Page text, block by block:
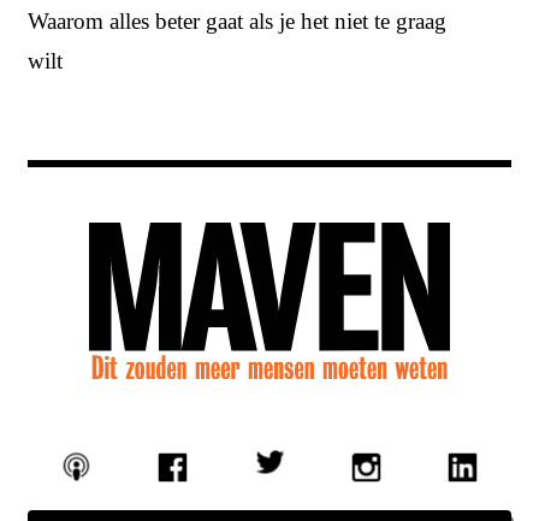
Waarom alles beter gaat als je het niet te graag
wilt